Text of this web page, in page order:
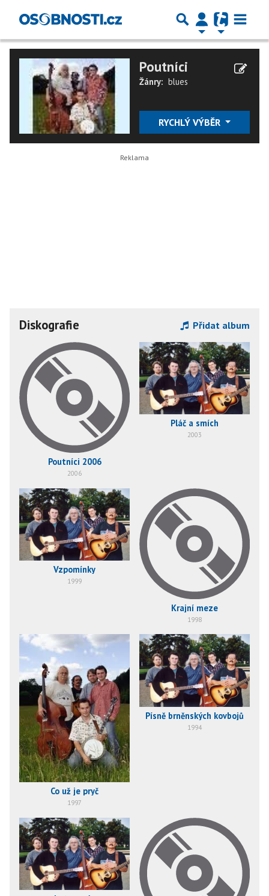
Poutníci
Žánry: blues
RYCHLÝ VÝBĚR
Diskografie Přidat album
Poutníci 2006
2006
Pláč a smích
2003
Vzpomínky
1999
Krajní meze
1998
Co už je pryč
1997
Písně brněnských kovbojů
1994